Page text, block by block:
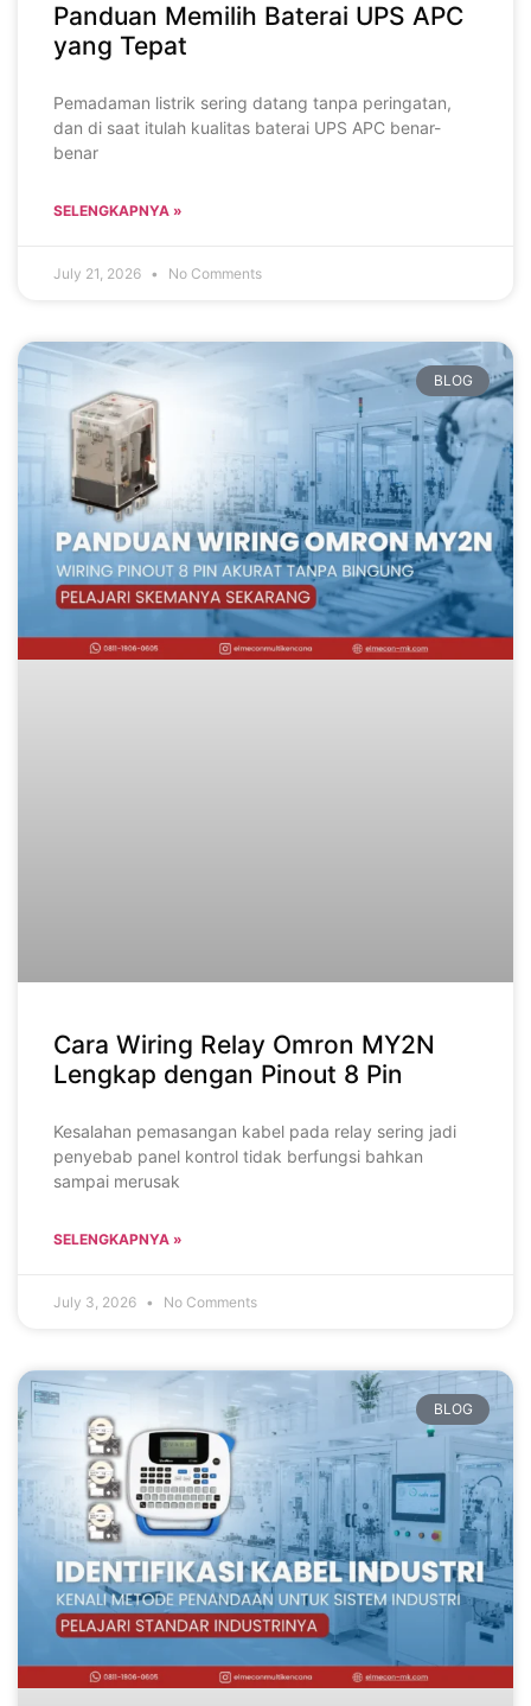
Panduan Memilih Baterai UPS APC
yang Tepat
Pemadaman listrik sering datang tanpa peringatan,
dan di saat itulah kualitas baterai UPS APC benar-
benar
SELENGKAPNYA »
July 21, 2026 No Comments
BLOG
Cara Wiring Relay Omron MY2N
Lengkap dengan Pinout 8 Pin
Kesalahan pemasangan kabel pada relay sering jadi
penyebab panel kontrol tidak berfungsi bahkan
sampai merusak
SELENGKAPNYA »
July 3, 2026 No Comments
BLOG